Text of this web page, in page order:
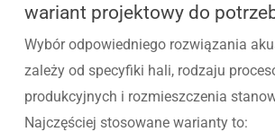
wariant projektowy do
Wybór odpowiedniego rozwiązania
zależy od specyfiki hali, rodzaju
produkcyjnych i rozmieszczenia
Najczęściej stosowane warianty to: